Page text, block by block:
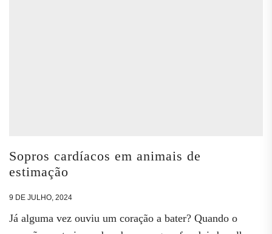
Sopros cardíacos em animais de
estimação
9 DE JULHO, 2024
Já alguma vez ouviu um coração a bater? Quando o